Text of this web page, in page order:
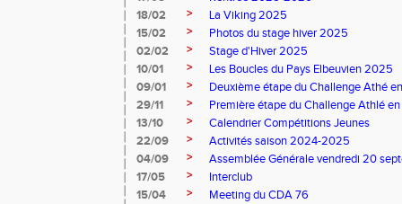
18/02
>
La Viking 2025
15/02
>
Photos du stage hiver 2025
02/02
>
Stage d'Hiver 2025
10/01
>
Les Boucles du Pays Elbeuvien 2025
09/01
>
Deuxième étape du Challenge Athé
29/11
>
Première étape du Challenge Athlé
13/10
>
Calendrier Compétitions Jeunes
22/09
>
Activités saison 2024-2025
04/09
>
Assemblée Générale vendredi 20
17/05
>
Interclub
15/04
>
Meeting du CDA 76